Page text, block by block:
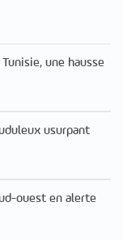
une hausse
usurpant
ouest en alerte